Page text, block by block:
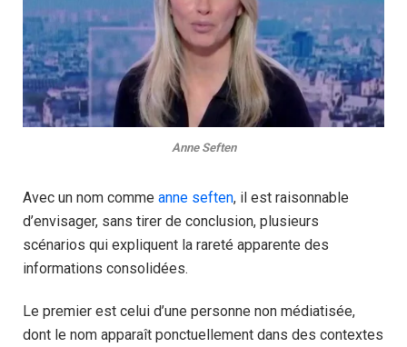
Anne Seften
Avec un nom comme anne seften, il est raisonnable
d’envisager, sans tirer de conclusion, plusieurs
scénarios qui expliquent la rareté apparente des
informations consolidées.
Le premier est celui d’une personne non médiatisée,
dont le nom apparaît ponctuellement dans des contextes